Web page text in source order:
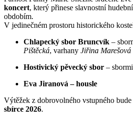
koncert, který přinese slavnostní
obdobím.
V jedinečném prostoru historického
Chlapecký sbor Bruncvík –
Pištěcká, varhany Jiřina Marešová
Hostivický pěvecký sbor –
Eva Jiranová – housle
Výtěžek z dobrovolného vstupného
sbírce 2026.